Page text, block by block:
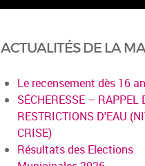
ACTUALITÉS DE LA
Le recensement dès 16
SÉCHERESSE – RAPPEL
RESTRICTIONS D'EAU
CRISE)
Résultats des Elections